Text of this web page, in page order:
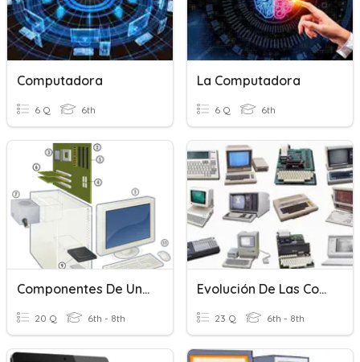
Computadora
6 Q 6th
La Computadora
6 Q 6th
Componentes De Una Computadora
20 Q 6th - 8th
Evolución De Las Computadoras
23 Q 6th - 8th